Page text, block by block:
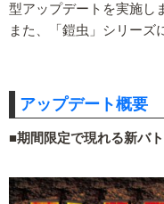
型アップデートを実施し
また、「鎧虫」シリーズ
アップデート概要
■期間限定で現れる新バ